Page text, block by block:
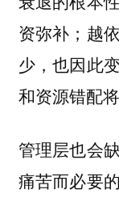
资弥补；越
少，也因此
和资源错配
管理层也会
痛苦而必要